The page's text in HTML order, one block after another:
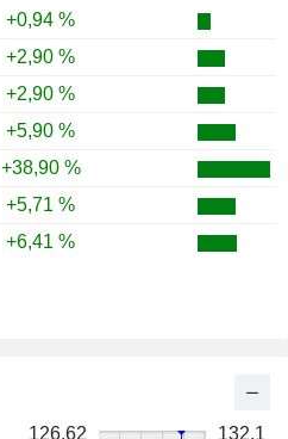
+0,94 %
+2,90 %
+2,90 %
+5,90 %
+38,90 %
+5,71 %
+6,41 %
126,62
132,1